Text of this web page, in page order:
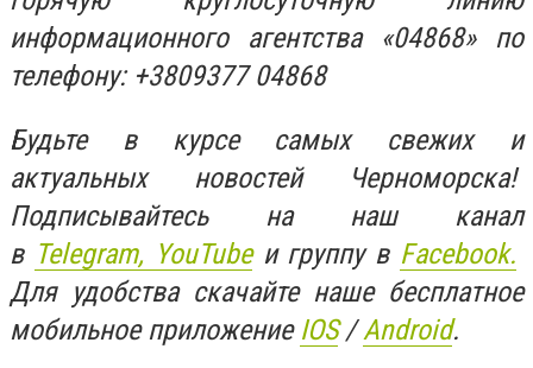
информационного агентства «04868» по
телефону: +3809377 04868
Будьте в курсе самых свежих и
актуальных новостей Черноморска!
Подписывайтесь на наш канал
в Telegram, YouTubeи группу в Facebook.
Для удобства скачайте наше бесплатное
мобильное приложение IOS/Android.